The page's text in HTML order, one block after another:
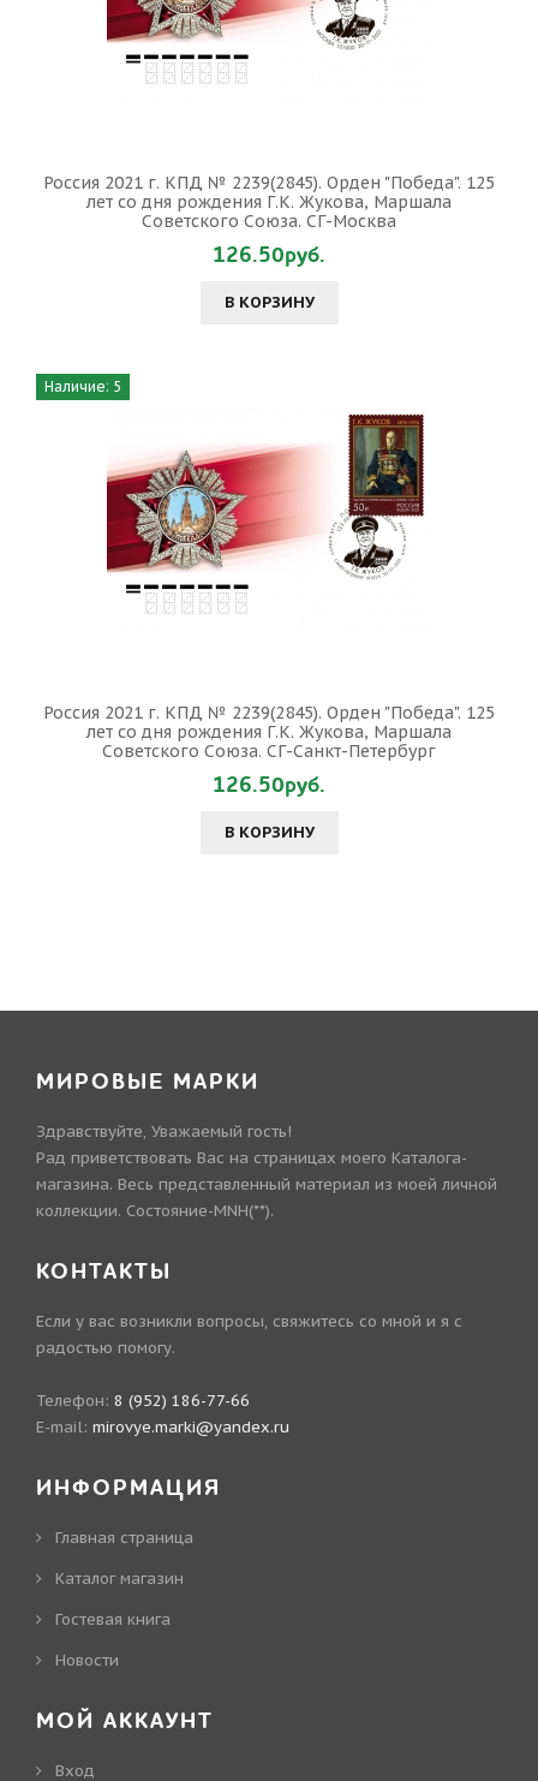
Россия 2021 г. КПД № 2239(2845). Орден "Победа". 125
лет со дня рождения Г.К. Жукова, Маршала
Советского Союза. СГ-Москва
126.50руб.
В КОРЗИНУ
Наличие: 5
Россия 2021 г. КПД № 2239(2845). Орден "Победа". 125
лет со дня рождения Г.К. Жукова, Маршала
Советского Союза. СГ-Санкт-Петербург
126.50руб.
В КОРЗИНУ
МИРОВЫЕ МАРКИ
Здравствуйте, Уважаемый гость!
Рад приветствовать Вас на страницах моего Каталога-
магазина. Весь представленный материал из моей личной
коллекции. Состояние-MNH(**).
КОНТАКТЫ
Если у вас возникли вопросы, свяжитесь со мной и я с
радостью помогу.
Телефон: 8 (952) 186-77-66
E-mail: mirovye.marki@yandex.ru
ИНФОРМАЦИЯ
Главная страница
Каталог магазин
Гостевая книга
Новости
МОЙ АККАУНТ
Вход